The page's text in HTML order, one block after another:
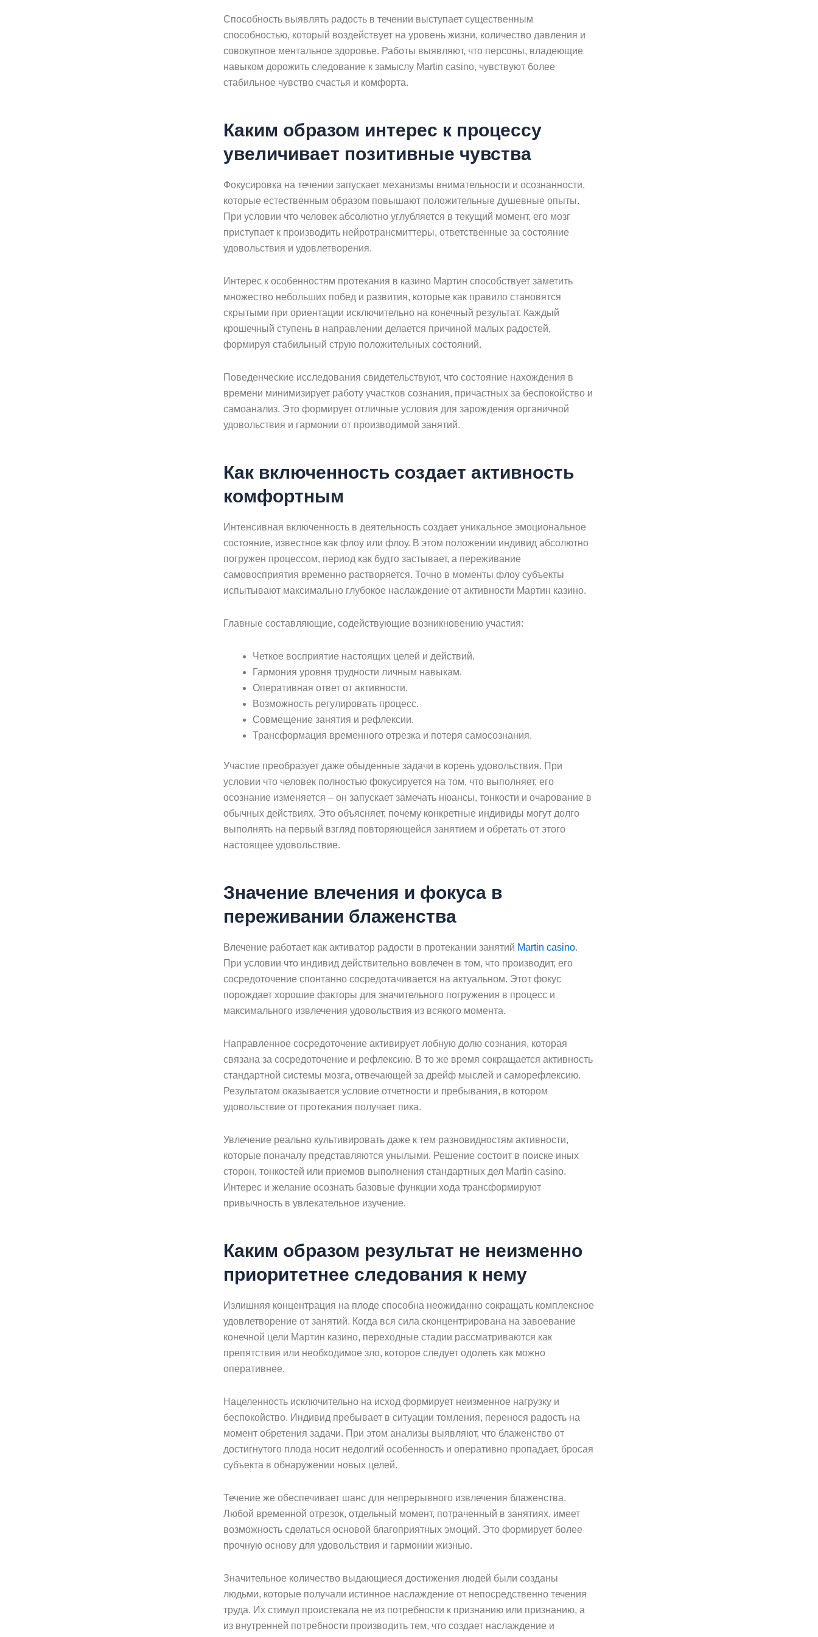
Способность выявлять радость в течении выступает существенным
способностью, который воздействует на уровень жизни, количество давления и
совокупное ментальное здоровье. Работы выявляют, что персоны, владеющие
навыком дорожить следование к замыслу Martin casino, чувствуют более
стабильное чувство счастья и комфорта.
Каким образом интерес к процессу
увеличивает позитивные чувства
Фокусировка на течении запускает механизмы внимательности и осознанности,
которые естественным образом повышают положительные душевные опыты.
При условии что человек абсолютно углубляется в текущий момент, его мозг
приступает к производить нейротрансмиттеры, ответственные за состояние
удовольствия и удовлетворения.
Интерес к особенностям протекания в казино Мартин способствует заметить
множество небольших побед и развития, которые как правило становятся
скрытыми при ориентации исключительно на конечный результат. Каждый
крошечный ступень в направлении делается причиной малых радостей,
формируя стабильный струю положительных состояний.
Поведенческие исследования свидетельствуют, что состояние нахождения в
времени минимизирует работу участков сознания, причастных за беспокойство и
самоанализ. Это формирует отличные условия для зарождения органичной
удовольствия и гармонии от производимой занятий.
Как включенность создает активность
комфортным
Интенсивная включенность в деятельность создает уникальное эмоциональное
состояние, известное как флоу или флоу. В этом положении индивид абсолютно
погружен процессом, период как будто застывает, а переживание
самовосприятия временно растворяется. Точно в моменты флоу субъекты
испытывают максимально глубокое наслаждение от активности Мартин казино.
Главные составляющие, содействующие возникновению участия:
Четкое восприятие настоящих целей и действий.
Гармония уровня трудности личным навыкам.
Оперативная ответ от активности.
Возможность регулировать процесс.
Совмещение занятия и рефлексии.
Трансформация временного отрезка и потеря самосознания.
Участие преобразует даже обыденные задачи в корень удовольствия. При
условии что человек полностью фокусируется на том, что выполняет, его
осознание изменяется – он запускает замечать нюансы, тонкости и очарование в
обычных действиях. Это объясняет, почему конкретные индивиды могут долго
выполнять на первый взгляд повторяющейся занятием и обретать от этого
настоящее удовольствие.
Значение влечения и фокуса в
переживании блаженства
Влечение работает как активатор радости в протекании занятий Martin casino.
При условии что индивид действительно вовлечен в том, что производит, его
сосредоточение спонтанно сосредотачивается на актуальном. Этот фокус
порождает хорошие факторы для значительного погружения в процесс и
максимального извлечения удовольствия из всякого момента.
Направленное сосредоточение активирует лобную долю сознания, которая
связана за сосредоточение и рефлексию. В то же время сокращается активность
стандартной системы мозга, отвечающей за дрейф мыслей и саморефлексию.
Результатом оказывается условие отчетности и пребывания, в котором
удовольствие от протекания получает пика.
Увлечение реально культивировать даже к тем разновидностям активности,
которые поначалу представляются унылыми. Решение состоит в поиске иных
сторон, тонкостей или приемов выполнения стандартных дел Martin casino.
Интерес и желание осознать базовые функции хода трансформируют
привычность в увлекательное изучение.
Каким образом результат не неизменно
приоритетнее следования к нему
Излишняя концентрация на плоде способна неожиданно сокращать комплексное
удовлетворение от занятий. Когда вся сила сконцентрирована на завоевание
конечной цели Мартин казино, переходные стадии рассматриваются как
препятствия или необходимое зло, которое следует одолеть как можно
оперативнее.
Нацеленность исключительно на исход формирует неизменное нагрузку и
беспокойство. Индивид пребывает в ситуации томления, перенося радость на
момент обретения задачи. При этом анализы выявляют, что блаженство от
достигнутого плода носит недолгий особенность и оперативно пропадает, бросая
субъекта в обнаружении новых целей.
Течение же обеспечивает шанс для непрерывного извлечения блаженства.
Любой временной отрезок, отдельный момент, потраченный в занятиях, имеет
возможность сделаться основой благоприятных эмоций. Это формирует более
прочную основу для удовольствия и гармонии жизнью.
Значительное количество выдающиеся достижения людей были созданы
людьми, которые получали истинное наслаждение от непосредственно течения
труда. Их стимул проистекала не из потребности к признанию или признанию, а
из внутренней потребности производить тем, что создает наслаждение и